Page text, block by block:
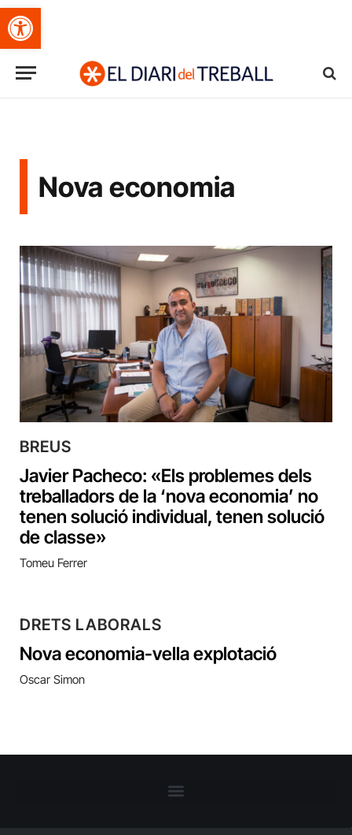
Obre la barra d'eines
Nova economia
BREUS
Javier Pacheco: «Els problemes dels
treballadors de la ‘nova economia’ no
tenen solució individual, tenen solució
de classe»
Tomeu Ferrer
DRETS LABORALS
Nova economia-vella explotació
Oscar Simon